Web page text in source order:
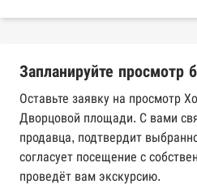
Реестры ЕГРЮЛ и ЕГРИП
Реестр государственных
Федерального
Картотека арбитражных
арбитражного суда
Запланируйте просмотр
Оставьте заявку на просмотр
Дворцовой площади. С вами
продавца, подтвердит
согласует посещение с
проведёт вам экскурсию.